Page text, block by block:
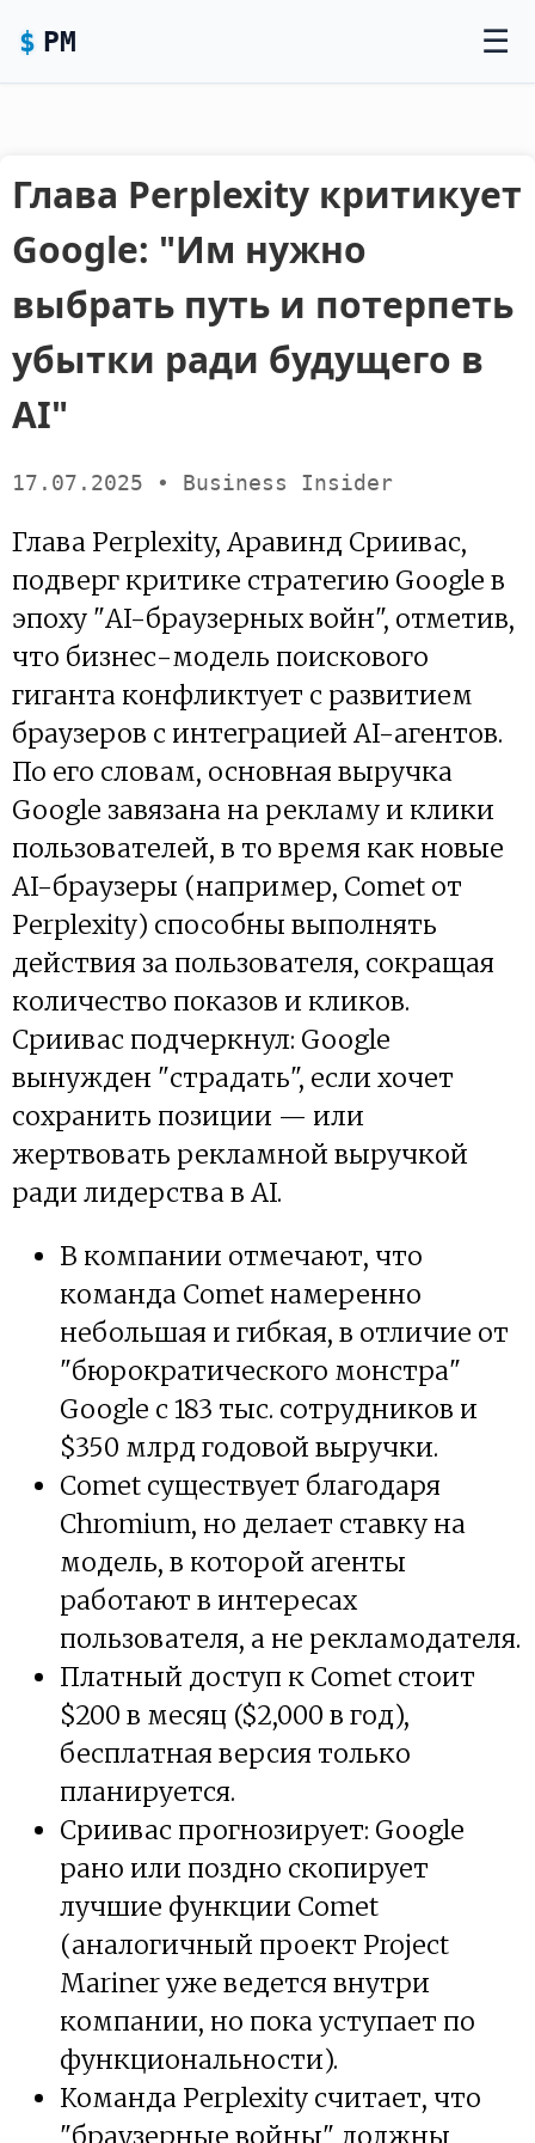
PM ☰
Глава Perplexity критикует
Google: "Им нужно
выбрать путь и потерпеть
убытки ради будущего в
AI"
17.07.2025 • Business Insider
Глава Perplexity, Аравинд Сриивас,
подверг критике стратегию Google в
эпоху "AI-браузерных войн", отметив,
что бизнес-модель поискового
гиганта конфликтует с развитием
браузеров с интеграцией AI-агентов.
По его словам, основная выручка
Google завязана на рекламу и клики
пользователей, в то время как новые
AI-браузеры (например, Comet от
Perplexity) способны выполнять
действия за пользователя, сокращая
количество показов и кликов.
Сриивас подчеркнул: Google
вынужден "страдать", если хочет
сохранить позиции — или
жертвовать рекламной выручкой
ради лидерства в AI.
В компании отмечают, что
команда Comet намеренно
небольшая и гибкая, в отличие от
"бюрократического монстра"
Google с 183 тыс. сотрудников и
$350 млрд годовой выручки.
Comet существует благодаря
Chromium, но делает ставку на
модель, в которой агенты
работают в интересах
пользователя, а не рекламодателя.
Платный доступ к Comet стоит
$200 в месяц ($2,000 в год),
бесплатная версия только
планируется.
Сриивас прогнозирует: Google
рано или поздно скопирует
лучшие функции Comet
(аналогичный проект Project
Mariner уже ведется внутри
компании, но пока уступает по
функциональности).
Команда Perplexity считает, что